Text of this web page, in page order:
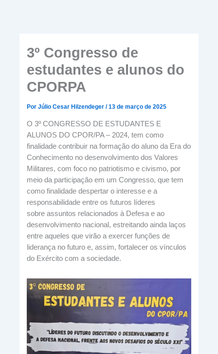
3º Congresso de
estudantes e alunos do
CPORPA
Por Júlio Cesar Hilzendeger /13 de março de 2025
O 3º CONGRESSO DE ESTUDANTES E
ALUNOS DO CPOR/PA – 2024, tem como
finalidade contribuir na formação do aluno da Era do
Conhecimento no desenvolvimento dos Valores
Militares, com foco no patriotismo e civismo, por
meio da participação em um Congresso, que tem
como finalidade despertar o interesse e a
responsabilidade entre os futuros líderes
sobre assuntos relacionados à Defesa e ao
desenvolvimento nacional, estreitando ainda laços
entre aqueles que virão a exercer funções de
liderança no futuro e, assim, fortalecer os vínculos
do Exército com a sociedade.